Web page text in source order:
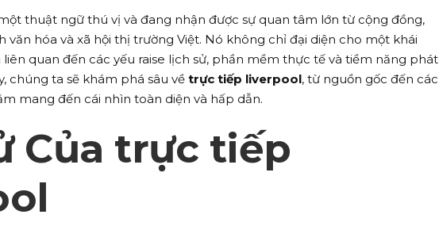
Separators Video Button
thuật ngữ thú vị và đang nhận được sự quan tâm lớn từ cộng đồng,
văn hóa và xã hội thị trường Việt. Nó không chỉ đại diện cho một khái
quan đến các yếu raise lịch sử, phần mềm thực tế và tiềm năng phát
chúng ta sẽ khám phá sâu về trực tiếp liverpool, từ nguồn gốc đến các
mang đến cái nhìn toàn diện và hấp dẫn.
Của trực tiếp